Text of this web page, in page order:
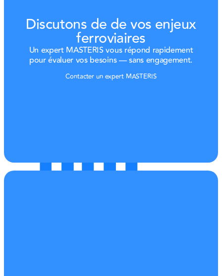
Discutons de de vos enjeux
ferroviaires
Un expert MASTERIS vous répond rapidement
pour évaluer vos besoins — sans engagement.
Contacter un expert MASTERIS